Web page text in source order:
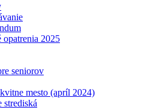
2025
seniorov
mesto (apríl 2024)
strediská